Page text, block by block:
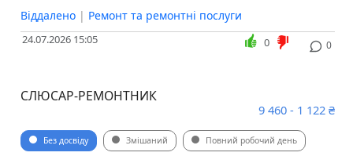
Віддалено | Ремонт та ремонтні послуги
24.07.2026 15:05 0
0
СЛЮСАР-РЕМОНТНИК
9 460 - 1 122 ₴
Без досвіду Змішаний Повний робочий день